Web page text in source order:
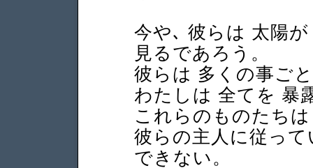
今や､ 彼らは 太陽
見るであろう。
彼らは 多くの事ご
わたしは 全てを 暴
これらのものたち
彼らの主人に従っ
できない。